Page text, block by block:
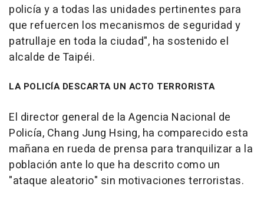
policía y a todas las unidades pertinentes para
que refuercen los mecanismos de seguridad y
patrullaje en toda la ciudad", ha sostenido el
alcalde de Taipéi.
LA POLICÍA DESCARTA UN ACTO TERRORISTA
El director general de la Agencia Nacional de
Policía, Chang Jung Hsing, ha comparecido esta
mañana en rueda de prensa para tranquilizar a la
población ante lo que ha descrito como un
"ataque aleatorio" sin motivaciones terroristas.